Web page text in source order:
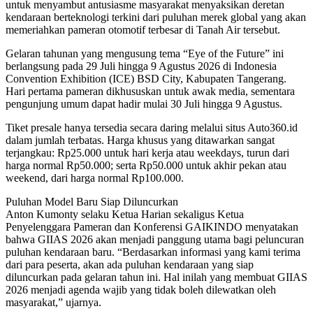
untuk menyambut antusiasme masyarakat menyaksikan deretan
kendaraan berteknologi terkini dari puluhan merek global yang akan
memeriahkan pameran otomotif terbesar di Tanah Air tersebut.
Gelaran tahunan yang mengusung tema “Eye of the Future” ini
berlangsung pada 29 Juli hingga 9 Agustus 2026 di Indonesia
Convention Exhibition (ICE) BSD City, Kabupaten Tangerang.
Hari pertama pameran dikhususkan untuk awak media, sementara
pengunjung umum dapat hadir mulai 30 Juli hingga 9 Agustus.
Tiket presale hanya tersedia secara daring melalui situs Auto360.id
dalam jumlah terbatas. Harga khusus yang ditawarkan sangat
terjangkau: Rp25.000 untuk hari kerja atau weekdays, turun dari
harga normal Rp50.000; serta Rp50.000 untuk akhir pekan atau
weekend, dari harga normal Rp100.000.
Puluhan Model Baru Siap Diluncurkan
Anton Kumonty selaku Ketua Harian sekaligus Ketua
Penyelenggara Pameran dan Konferensi GAIKINDO menyatakan
bahwa GIIAS 2026 akan menjadi panggung utama bagi peluncuran
puluhan kendaraan baru. “Berdasarkan informasi yang kami terima
dari para peserta, akan ada puluhan kendaraan yang siap
diluncurkan pada gelaran tahun ini. Hal inilah yang membuat GIIAS
2026 menjadi agenda wajib yang tidak boleh dilewatkan oleh
masyarakat,” ujarnya.